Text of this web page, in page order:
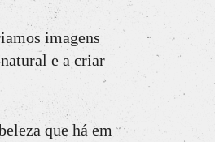
imagens
e a criar
que há em